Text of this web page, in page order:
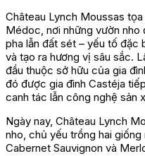
Château Lynch Moussas
Médoc, nơi những vườn
pha lẫn đất sét – yếu tố đặc
và tạo ra hương vị sâu sắc.
đầu thuộc sở hữu của gia
đó được gia đình Castéja
canh tác lẫn công nghệ sản
Ngày nay, Château Lynch
nho, chủ yếu trồng hai
Cabernet Sauvignon và